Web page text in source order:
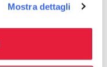
Mostra dettagli